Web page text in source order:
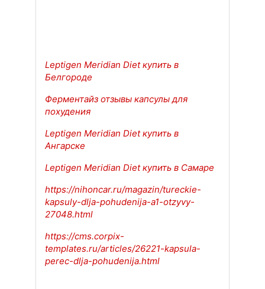
Leptigen Meridian Diet купить в
Белгороде
Ферментайз отзывы капсулы для
похудения
Leptigen Meridian Diet купить в
Ангарске
Leptigen Meridian Diet купить в Самаре
https://nihoncar.ru/magazin/tureckie-
kapsuly-dlja-pohudenija-a1-otzyvy-
27048.html
https://cms.corpix-
templates.ru/articles/26221-kapsula-
perec-dlja-pohudenija.html